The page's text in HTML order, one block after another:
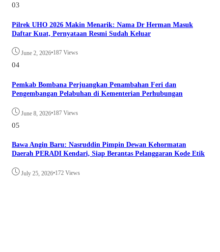
03
Pilrek UHO 2026 Makin Menarik: Nama Dr Herman Masuk
Daftar Kuat, Pernyataan Resmi Sudah Keluar
June 2, 2026•187 Views
04
Pemkab Bombana Perjuangkan Penambahan Feri dan
Pengembangan Pelabuhan di Kementerian Perhubungan
June 8, 2026•187 Views
05
Bawa Angin Baru: Nasruddin Pimpin Dewan Kehormatan
Daerah PERADI Kendari, Siap Berantas Pelanggaran Kode Etik
July 25, 2026•172 Views